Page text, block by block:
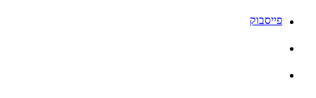
פייסבוק